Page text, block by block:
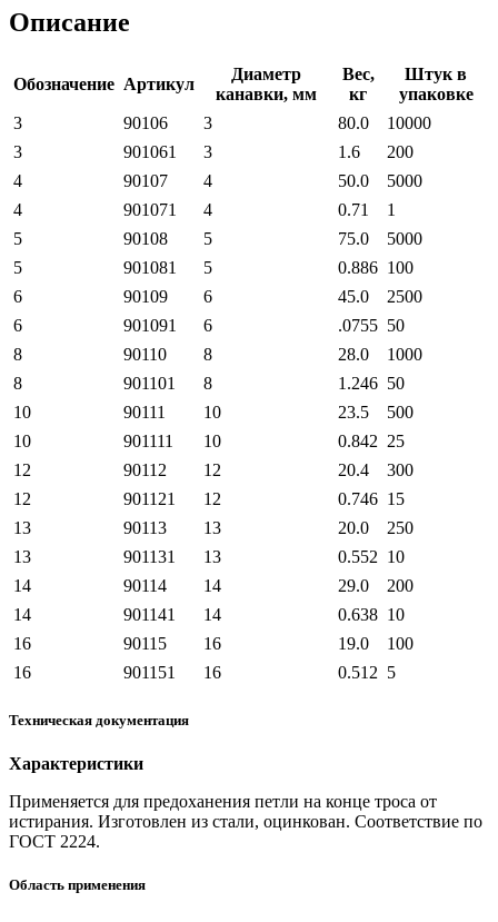
Описание
Обозначение Артикул
Диаметр
канавки, мм
Вес,
кг
Штук в
упаковке
3
90106 3 80.0
10000
3
901061 3 1.6
200
4
90107 4 50.0
5000
4
901071 4 0.71
1
5
90108 5 75.0
5000
5
901081 5 0.886 100
6
90109 6 45.0
2500
6
901091 6 .0755 50
8
90110 8 28.0
1000
8
901101 8 1.246 50
10
90111 10 23.5
500
10
901111 10 0.842 25
12
90112 12 20.4
300
12
901121 12 0.746 15
13
90113 13 20.0
250
13
901131 13 0.552 10
14
90114 14 29.0
200
14
901141 14 0.638 10
16
90115 16 19.0
100
16
901151 16 0.512 5
Техническая документация
Характеристики
Применяется для предоханения петли на конце троса от
истирания. Изготовлен из стали, оцинкован. Соответствие по
ГОСТ 2224.
Область применения